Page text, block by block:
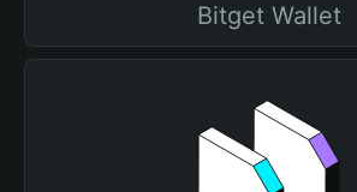
Bitget Wallet